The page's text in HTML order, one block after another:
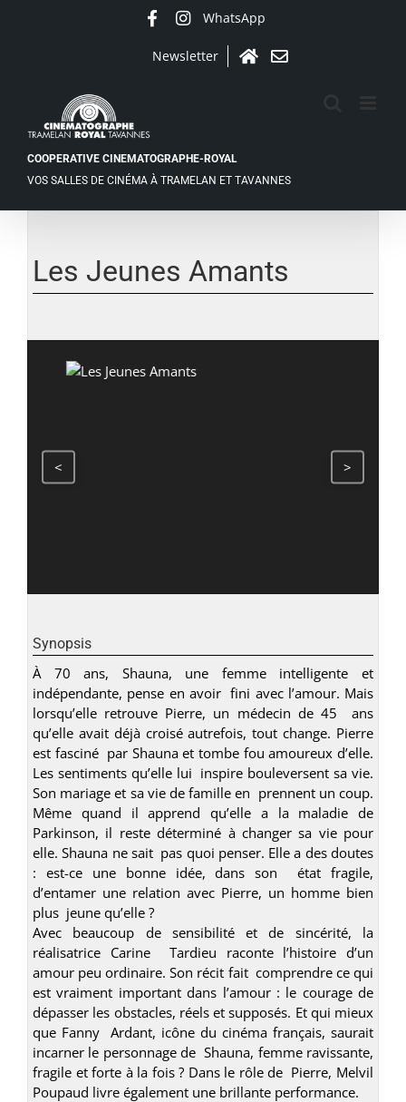
WhatsApp
Newsletter
AccueilContact
COOPERATIVE CINEMATOGRAPHE-ROYAL
VOS SALLES DE CINÉMA À TRAMELAN ET TAVANNES
agrandie
Les Jeunes Amants
< >
Synopsis
À 70 ans, Shauna, une femme intelligente et
indépendante, pense en avoir fini avec l’amour. Mais
lorsqu’elle retrouve Pierre, un médecin de 45 ans
qu’elle avait déjà croisé autrefois, tout change. Pierre
est fasciné par Shauna et tombe fou amoureux d’elle.
Les sentiments qu’elle lui inspire bouleversent sa vie.
Son mariage et sa vie de famille en prennent un coup.
Même quand il apprend qu’elle a la maladie de
Parkinson, il reste déterminé à changer sa vie pour
elle. Shauna ne sait pas quoi penser. Elle a des doutes
: est-ce une bonne idée, dans son état fragile,
d’entamer une relation avec Pierre, un homme bien
plus jeune qu’elle ?
Avec beaucoup de sensibilité et de sincérité, la
réalisatrice Carine Tardieu raconte l’histoire d’un
amour peu ordinaire. Son récit fait comprendre ce qui
est vraiment important dans l’amour : le courage de
dépasser les obstacles, réels et supposés. Et qui mieux
que Fanny Ardant, icône du cinéma français, saurait
incarner le personnage de Shauna, femme ravissante,
fragile et forte à la fois ? Dans le rôle de Pierre, Melvil
Poupaud livre également une brillante performance.